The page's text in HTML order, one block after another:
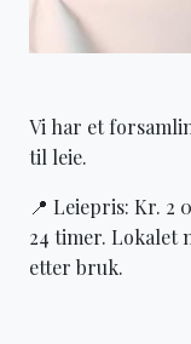
Vi har et
til leie.
📍 Leiepris: Kr. 2
24 timer. Lokalet
etter bruk.